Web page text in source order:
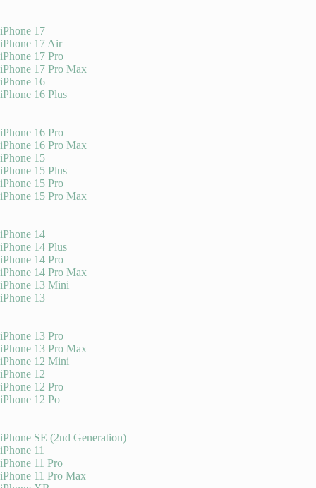
iPhone 17
iPhone 17 Air
iPhone 17 Pro
iPhone 17 Pro Max
iPhone 16
iPhone 16 Plus
iPhone 16 Pro
iPhone 16 Pro Max
iPhone 15
iPhone 15 Plus
iPhone 15 Pro
iPhone 15 Pro Max
iPhone 14
iPhone 14 Plus
iPhone 14 Pro
iPhone 14 Pro Max
iPhone 13 Mini
iPhone 13
iPhone 13 Pro
iPhone 13 Pro Max
iPhone 12 Mini
iPhone 12
iPhone 12 Pro
iPhone 12 Po
iPhone SE (2nd Generation)
iPhone 11
iPhone 11 Pro
iPhone 11 Pro Max